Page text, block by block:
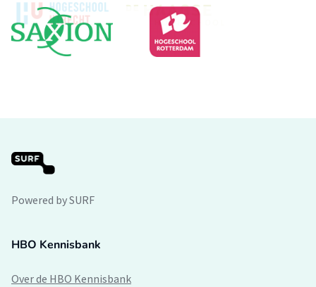
Powered by SURF
HBO Kennisbank
Over de HBO Kennisbank